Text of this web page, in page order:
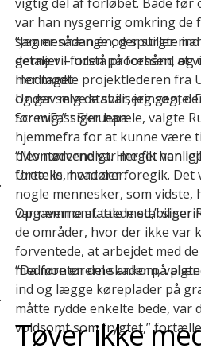
var han nysgerrig omkring de
sammenhænge og spurgte
detaljer – uden på forhånd at
modtaget.
“Jeg er sådan én, der stiller
gerne vil forstå processen, og
Her mødte projektlederen fra
og gav mig de svar, jeg søgte.
for mig,” siger han.
Under selve stabiliseringen,
ScrewFast Skruepæle, valgte
hjemmefra for at kunne være
blev nødvendigt. Her fik han
Ureteks montører:
“Montørerne var meget
fortælle, hvad der foregik. Det
nogle mennesker, som vidste,
var nemme at tale med,” siger
Opgaven omfattede
de områder, hvor der ikke var
forventede, at arbejdet med
medføre en del skader på
“Da montørerne ankom,
ind og lægge køreplader på
måtte rydde enkelte bede, var
voldsomt som frygtet,”
Tøver ikke